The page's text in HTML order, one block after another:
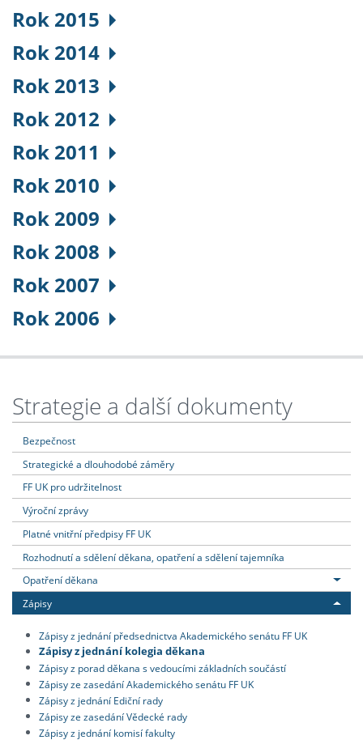
Rok 2015
Rok 2014
Rok 2013
Rok 2012
Rok 2011
Rok 2010
Rok 2009
Rok 2008
Rok 2007
Rok 2006
Strategie a další dokumenty
Bezpečnost
Strategické a dlouhodobé záměry
FF UK pro udržitelnost
Výroční zprávy
Platné vnitřní předpisy FF UK
Rozhodnutí a sdělení děkana, opatření a sdělení tajemníka
Opatření děkana
Zápisy
Zápisy z jednání předsednictva Akademického senátu FF UK
Zápisy z jednání kolegia děkana
Zápisy z porad děkana s vedoucími základních součástí
Zápisy ze zasedání Akademického senátu FF UK
Zápisy z jednání Ediční rady
Zápisy ze zasedání Vědecké rady
Zápisy z jednání komisí fakulty